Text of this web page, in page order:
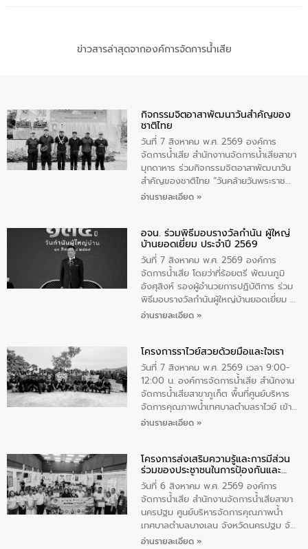
ข่าวสารล่าสุดจากองค์การจัดการน้ำเสีย
กิจกรรมจิตอาสาพัฒนาวันสําคัญของ
ชาติไทย
วันที่ 7 สิงหาคม พ.ศ. 2569 องค์การ
จัดการน้ำเสีย สำนักงาานจัดการน้ำเสียสาขา
มุกดาหาร ร่วมกิจกรรมจิตอาสาพัฒนาวัน
สําคัญของชาติไทย “วันคล้ายวันพระราช
สมภพ สมเด็จพระนางเจ้าสิริกิติ์พระบรม
ทิพย์คำ รองผู้ว่าราชการจังหวัดมุกดาหาร
เป็นประธานในพิธี ณ เรือนจําชั่วคราวนาโสก
ตําบลนาโสก อําเภอเมืองมุกดาหาร จังหวัด
มุกดาหาร โดยในกิจกรรมได้ร่วมปลูกป่า และ
ทําความสะอาดภายในบริเวณ จัดกิจกรรม
เพื่อถวายเป็นพระราชกุศล สมเด็จพระนาง
เจ้าสิริกิติ์พระบรมราชินีนาถ พระบรมราช
อ่านรายละเอียด »
อจน. ร่วมพิธีมอบรางวัลกำนัน ผู้ใหญ่
บ้านยอดเยี่ยม ประจำปี 2569
วันที่ 7 สิงหาคม พ.ศ. 2569 องค์การ
จัดการน้ำเสีย โดยว่าที่ร้อยตรี พัฒนภูมิ
อังศุสิงห์ รองผู้อำนวยการปฏิบัติการ ร่วม
พิธีมอบรางวัลกำนันผู้ใหญ่บ้านยอดเยี่ยม ณ
ทำเนียบรัฐบาล โดยมีนายอนุทิน ชาญวีรกูล
ทองคำและประกาศเกียรติคุณให้แก่ กำนัน
ผู้ใหญ่บ้านยอดเยี่ยม พร้อมกล่าวชื่นชม ให้
โอวาท และมอบนโยบาย
อ่านรายละเอียด »
โครงการราไวย์สวยด้วยมือและใจเรา
วันที่ 7 สิงหาคม พ.ศ. 2569 เวลา 9:00-
12:00 น. องค์การจัดการน้ำเสีย สำนักงาน
จัดการน้ำเสียสาขาภูเก็ต พื้นที่ศูนย์บริหาร
จัดการคุณภาพน้ำเทศบาลตำบลราไวย์ เข้า
ร่วมโครงการราไวย์สวยด้วยมือและใจเรา
ประชาชน ตัวแทนจากโรงแรมต่างๆ ในเขต
เทศบาลตำบลราไวย์ ศูนย์บริหารจัดการ
คุณภาพน้ำเทศบาลตำบลราไวย์ นำโดยนาย
น้อย แก้วเศษ ผู้จัดการสำนักงานจัดการน้ำ
เสียสาขาภูเก็ต พร้อมด้วยเจ้าหน้าที่ จำนวน
5 คน ร่วมทำกิจกรรม ทำความสะอาด
ชายหาดและแหล่งท่องเที่ยว ณ บริเวณ
อ่านรายละเอียด »
โครงการส่งเสริมความรู้และการมีส่วน
ร่วมของประชาชนในการป้องกันและ
แก้ไขปัญหาน้ำเสียอย่างยั่งยืน
วันที่ 6 สิงหาคม พ.ศ. 2569 องค์การ
จัดการน้ำเสีย สำนักงานจัดการน้ำเสียสาขา
นครปฐม ศูนย์บริหารจัดการคุณภาพน้ำ
เทศบาลตำบลบางเลน จังหวัดนครปฐม จัด
กิจกรรมภายใต้โครงการส่งเสริมความรู้และ
อ่านรายละเอียด »